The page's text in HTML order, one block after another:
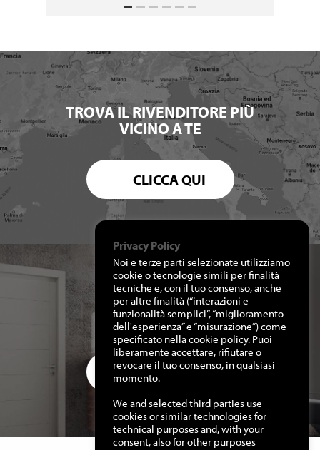
TROVA IL RIVENDITORE PIÙ
VICINO A TE
CLICCA QUI
RICHIEDI I NOSTRI
CATALOGHI
CLICCA QUI
Privacy Policy
Noi e terze parti selezionate utilizziamo
cookie o tecnologie simili per finalità
tecniche e, con il tuo consenso, anche
per altre finalità (“interazioni e
funzionalità semplici”, “miglioramento
dell'esperienza” e “misurazione”) come
specificato nella cookie policy. Puoi
liberamente accettare, rifiutare o
revocare il tuo consenso, in qualsiasi
momento.
We and selected third parties use
cookies or similar technologies for
technical purposes and, with your
consent, also for other purposes